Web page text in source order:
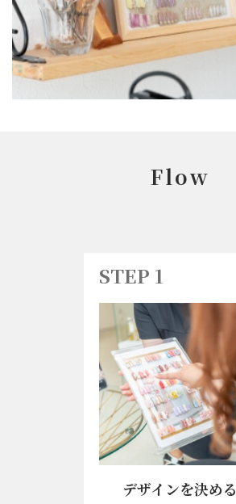
Flow
STEP 1
デザインを決める